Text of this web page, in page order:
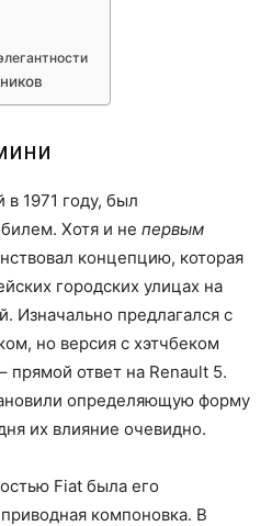
в 1971 году, был
Хотя и не первым
концепцию, которая
городских улицах на
Изначально предлагался с
но версия с хэтчбеком
прямой ответ на Renault 5.
определяющую форму
их влияние очевидно.
Fiat была его
компоновка. В